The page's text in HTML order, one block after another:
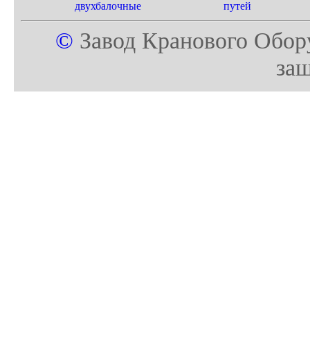
двухбалочные путей
© Завод Кранового